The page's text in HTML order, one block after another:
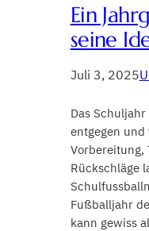
Ein
seine
Juli 3, 2025
Das
entgegen und
Vorbereitung,
Rückschläge
Fußballjahr
kann gewiss